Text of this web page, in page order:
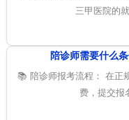
三甲医院的
陪诊师需要什么
📚 陪诊师报考流程： 在正
费，提交报